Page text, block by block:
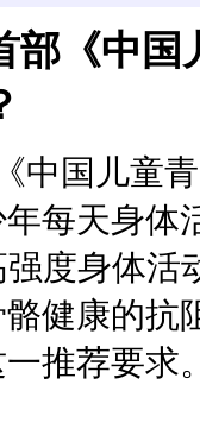
部《中
中国儿童
每天身体
度身体
健康的抗
推荐要求